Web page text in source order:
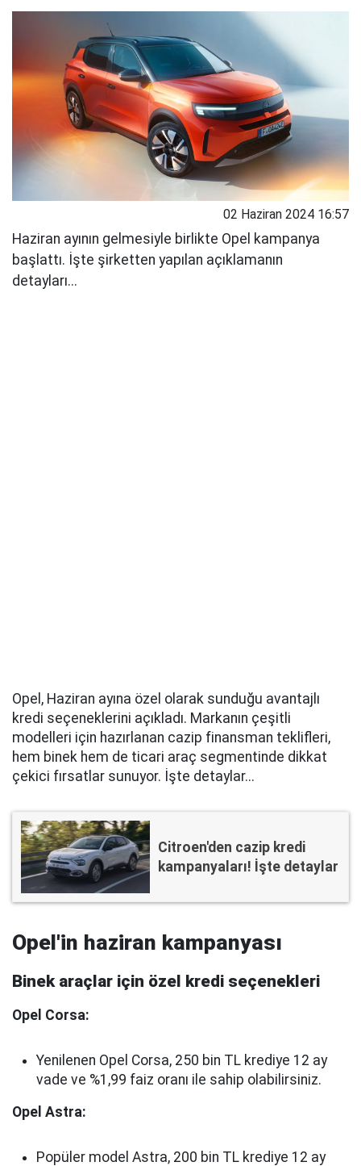
02 Haziran 2024 16:57
Haziran ayının gelmesiyle birlikte Opel kampanya
başlattı. İşte şirketten yapılan açıklamanın
detayları...
Opel, Haziran ayına özel olarak sunduğu avantajlı
kredi seçeneklerini açıkladı. Markanın çeşitli
modelleri için hazırlanan cazip finansman teklifleri,
hem binek hem de ticari araç segmentinde dikkat
çekici fırsatlar sunuyor. İşte detaylar...
Citroen'den cazip kredi
kampanyaları! İşte detaylar
Opel'in haziran kampanyası
Binek araçlar için özel kredi seçenekleri
Opel Corsa:
Yenilenen Opel Corsa, 250 bin TL krediye 12 ay
vade ve %1,99 faiz oranı ile sahip olabilirsiniz.
Opel Astra:
Popüler model Astra, 200 bin TL krediye 12 ay